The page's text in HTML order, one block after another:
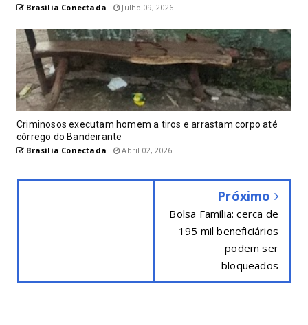
Brasília Conectada Julho 09, 2026
Criminosos executam homem a tiros e arrastam corpo até
córrego do Bandeirante
Brasília Conectada Abril 02, 2026
Próximo
Bolsa Família: cerca de
195 mil beneficiários
podem ser
bloqueados